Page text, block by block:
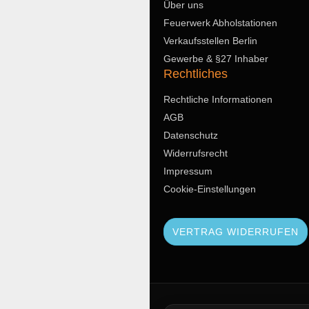
Über uns
Feuerwerk Abholstationen
Verkaufsstellen Berlin
Gewerbe & §27 Inhaber
Rechtliches
Rechtliche Informationen
AGB
Datenschutz
Widerrufsrecht
Impressum
Cookie-Einstellungen
VERTRAG WIDERRUFEN